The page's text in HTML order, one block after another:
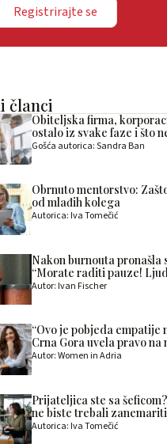
Registrirajte se
članci
Obiteljska firma,
ostalo iz svake faze i što
Gošća autorica: Sandra Ban
Obrnuto mentorstvo:
od mlađih kolega
Autorica: Iva Tomečić
Nakon burnouta pronašla
“Morate raditi pauze!
Autor: Ivan Fischer
“Ovo je pobjeda empatije
Crna Gora uvela pravo
Autor: Women in Adria
Prijateljica ste sa
ne biste trebali zanemariti
Autorica: Iva Tomečić